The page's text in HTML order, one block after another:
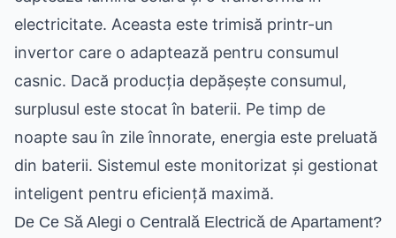
electricitate. Aceasta este trimisă printr-un
invertor care o adaptează pentru consumul
casnic. Dacă producția depășește consumul,
surplusul este stocat în baterii. Pe timp de
noapte sau în zile înnorate, energia este preluată
din baterii. Sistemul este monitorizat și gestionat
inteligent pentru eficiență maximă.
De Ce Să Alegi o Centrală Electrică de Apartament?